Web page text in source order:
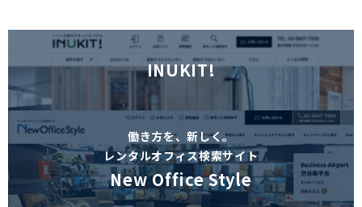
INUKIT!
働き方を、新しく。
レンタルオフィス検索サイト
New Office Style